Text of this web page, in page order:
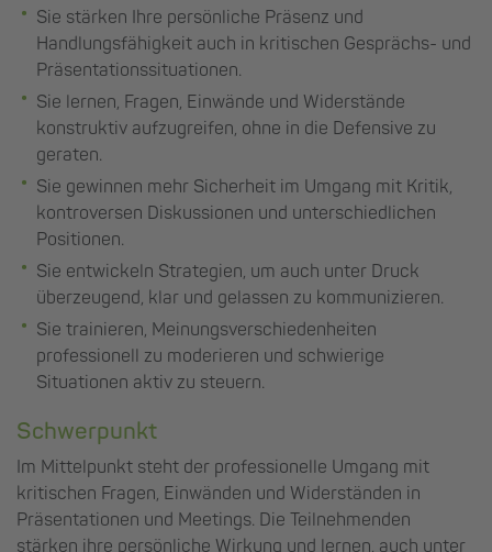
Sie stärken Ihre persönliche Präsenz und
Handlungsfähigkeit auch in kritischen Gesprächs- und
Präsentationssituationen.
Sie lernen, Fragen, Einwände und Widerstände
konstruktiv aufzugreifen, ohne in die Defensive zu
geraten.
Sie gewinnen mehr Sicherheit im Umgang mit Kritik,
kontroversen Diskussionen und unterschiedlichen
Positionen.
Sie entwickeln Strategien, um auch unter Druck
überzeugend, klar und gelassen zu kommunizieren.
Sie trainieren, Meinungsverschiedenheiten
professionell zu moderieren und schwierige
Situationen aktiv zu steuern.
Schwerpunkt
Im Mittelpunkt steht der professionelle Umgang mit
kritischen Fragen, Einwänden und Widerständen in
Präsentationen und Meetings. Die Teilnehmenden
stärken ihre persönliche Wirkung und lernen, auch unter